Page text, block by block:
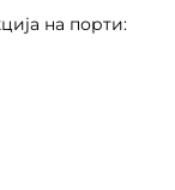
на порти: